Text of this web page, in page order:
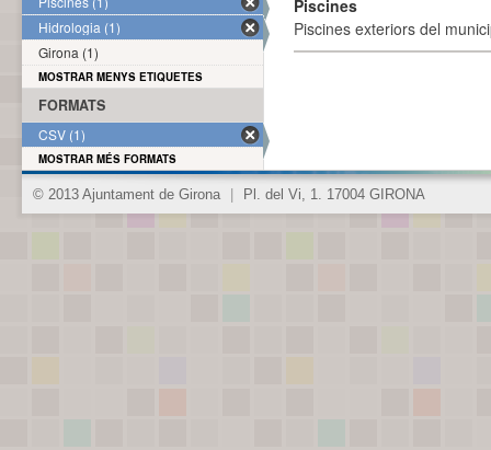
Piscines
Piscines exteriors del
Hidrologia (1)
Girona (1)
MOSTRAR MENYS ETIQUETES
FORMATS
CSV (1)
MOSTRAR MÉS FORMATS
© 2013 Ajuntament de Girona Pl. del Vi, 1. 17004 GIRONA